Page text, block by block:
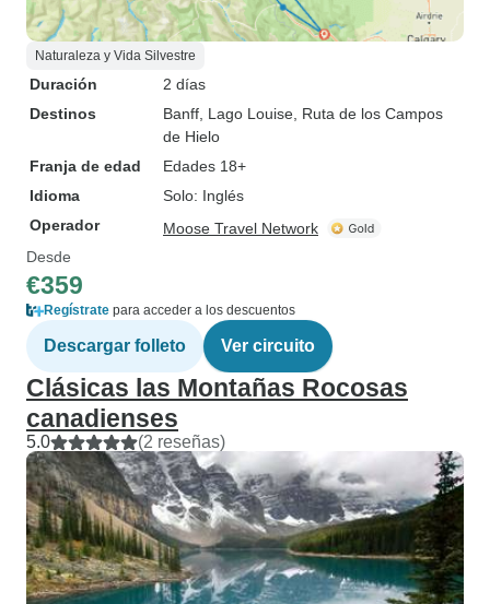
Naturaleza y Vida Silvestre
Duración
2 días
Destinos
Banff , Lago Louise , Ruta de los Campos
de Hielo
Franja de edad
Edades 18+
Idioma
Solo: Inglés
Operador
Moose Travel Network
Desde
€359
Regístrate para acceder a los descuentos
Descargar folleto Ver circuito
Clásicas las Montañas Rocosas
canadienses
5.0 (2 reseñas)